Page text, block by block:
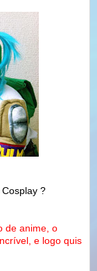
?
de anime, o
e logo quis